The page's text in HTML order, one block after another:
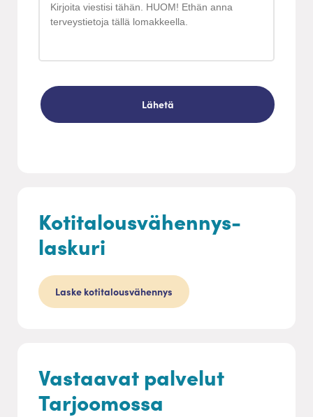
Vastaavat palvelut
Tarjoomossa
Kotitalousvähennys-
laskuri
Laske kotitalousvähennys